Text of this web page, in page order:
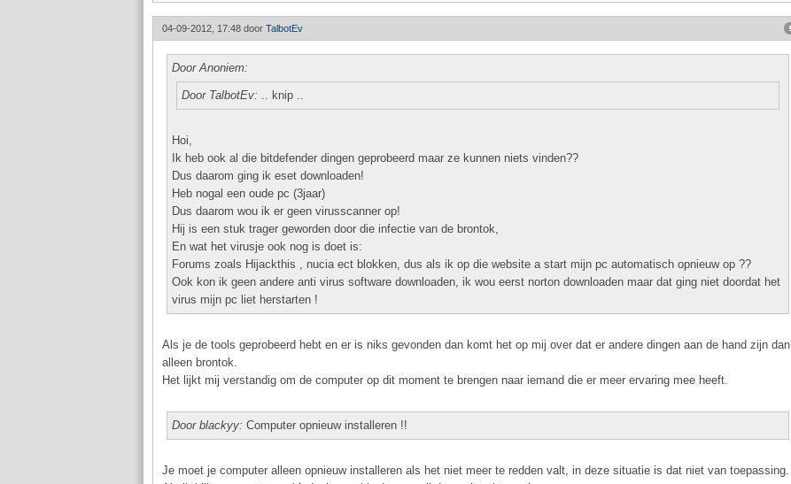
04-09-2012, 17:48 door TalbotEv
Door Anoniem:
Door TalbotEv: .. knip ..
Hoi,
Ik heb ook al die bitdefender dingen geprobeerd maar ze kunnen niets vinden??
Dus daarom ging ik eset downloaden!
Heb nogal een oude pc (3jaar)
Dus daarom wou ik er geen virusscanner op!
Hij is een stuk trager geworden door die infectie van de brontok,
En wat het virusje ook nog is doet is:
Forums zoals Hijackthis , nucia ect blokken, dus als ik op die website a start mijn pc automatisch opnieuw op ??
Ook kon ik geen andere anti virus software downloaden, ik wou eerst norton downloaden maar dat ging niet doordat het
virus mijn pc liet herstarten !
Als je de tools geprobeerd hebt en er is niks gevonden dan komt het op mij over dat er andere dingen aan de hand zijn dan
alleen brontok.
Het lijkt mij verstandig om de computer op dit moment te brengen naar iemand die er meer ervaring mee heeft.
Door blackyy: Computer opnieuw installeren !!
Je moet je computer alleen opnieuw installeren als het niet meer te redden valt, in deze situatie is dat niet van toepassing.